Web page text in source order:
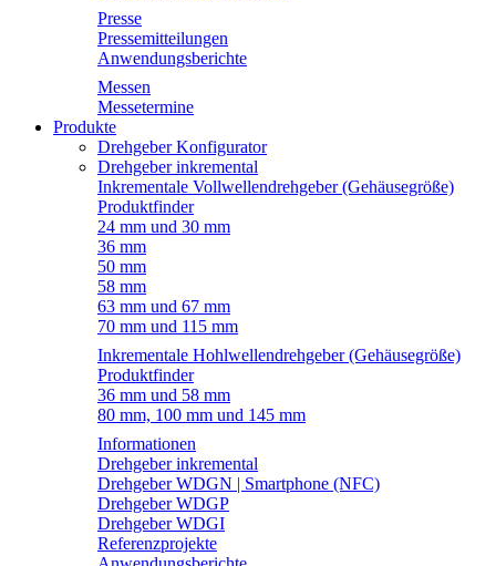
Presse
Pressemitteilungen
Anwendungsberichte
Messen
Messetermine
Produkte
Drehgeber Konfigurator
Drehgeber inkremental
Inkrementale Vollwellendrehgeber (Gehäusegröße)
Produktfinder
24 mm und 30 mm
36 mm
50 mm
58 mm
63 mm und 67 mm
70 mm und 115 mm
Inkrementale Hohlwellendrehgeber (Gehäusegröße)
Produktfinder
36 mm und 58 mm
80 mm, 100 mm und 145 mm
Informationen
Drehgeber inkremental
Drehgeber WDGN | Smartphone (NFC)
Drehgeber WDGP
Drehgeber WDGI
Referenzprojekte